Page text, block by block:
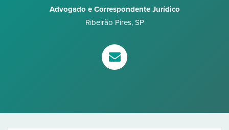
Advogado e Correspondente Jurídico
Ribeirão Pires, SP